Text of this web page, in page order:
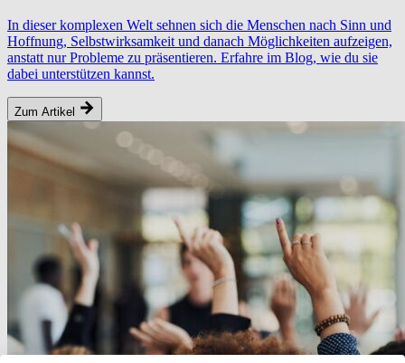
In dieser komplexen Welt sehnen sich die Menschen nach Sinn und
Hoffnung, Selbstwirksamkeit und danach Möglichkeiten aufzeigen,
anstatt nur Probleme zu präsentieren. Erfahre im Blog, wie du sie
dabei unterstützen kannst.
Zum Artikel